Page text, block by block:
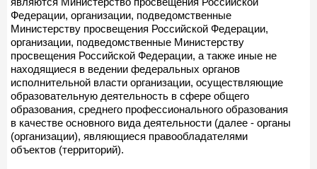
Федерации, организации, подведомственные
Министерству просвещения Российской Федерации,
организации, подведомственные Министерству
просвещения Российской Федерации, а также иные не
находящиеся в ведении федеральных органов
исполнительной власти организации, осуществляющие
образовательную деятельность в сфере общего
образования, среднего профессионального образования
в качестве основного вида деятельности (далее - органы
(организации), являющиеся правообладателями
объектов (территорий).